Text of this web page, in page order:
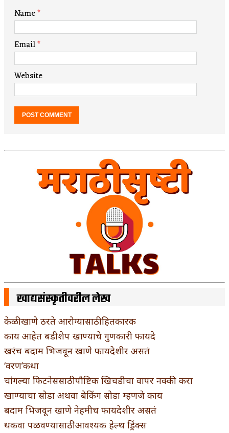
Name*
Email*
Website
खाद्यसंस्कृतीवरील लेख
केळी खाणे ठरते आरोग्यासाठी हितकारक
काय आहेत बडीशेप खाण्याचे गुणकारी फायदे
खरंच बदाम भिजवून खाणे फायदेशीर असतं
‘वरण’कथा
चांगल्या फिटनेससाठी पौष्टिक खिचडीचा वापर नक्की करा
खाण्याचा सोडा अथवा बेकिंग सोडा म्हणजे काय
बदाम भिजवून खाणे नेहमीच फायदेशीर असतं
थकवा पळवण्यासाठी आवश्यक हेल्थ ड्रिंक्स